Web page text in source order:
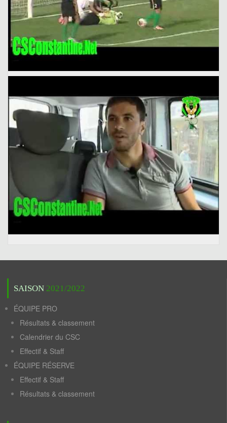
SAISON 2021/2022
ÉQUIPE PRO
Résultats & classement
Calendrier du CSC
Effectif & Staff
ÉQUIPE RÉSERVE
Effectif & Staff
Résultats & classement